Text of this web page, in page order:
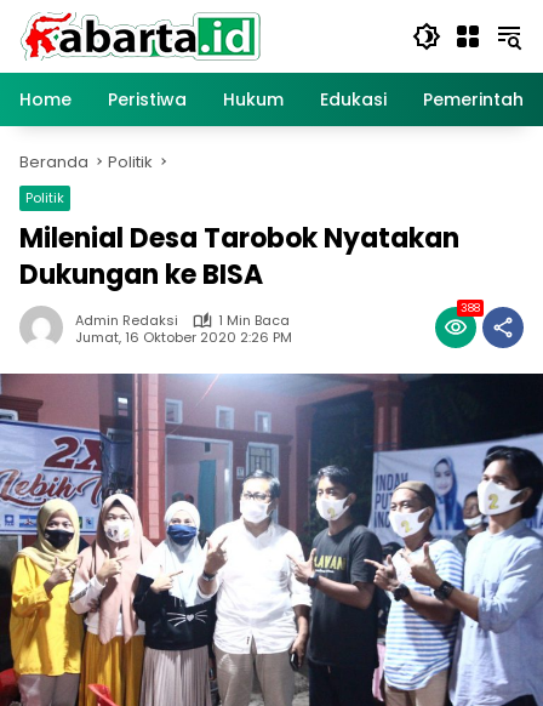
Langsung
konten
Home
Peristiwa Hukum Edukasi
Beranda Politik
Politik
Milenial Desa Tarobok Nyatakan
Dukungan ke BISA
Admin Redaksi
1 Min Baca
Jumat, 16 Oktober 2020 2:26 PM
388